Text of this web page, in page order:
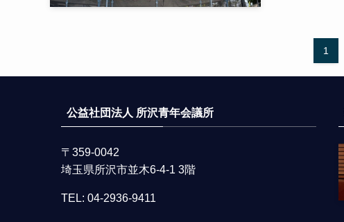
1
公益社団法人 所沢青年会議所
〒359-0042
埼玉県所沢市並木6-4-1 3階
TEL: 04-2936-9411